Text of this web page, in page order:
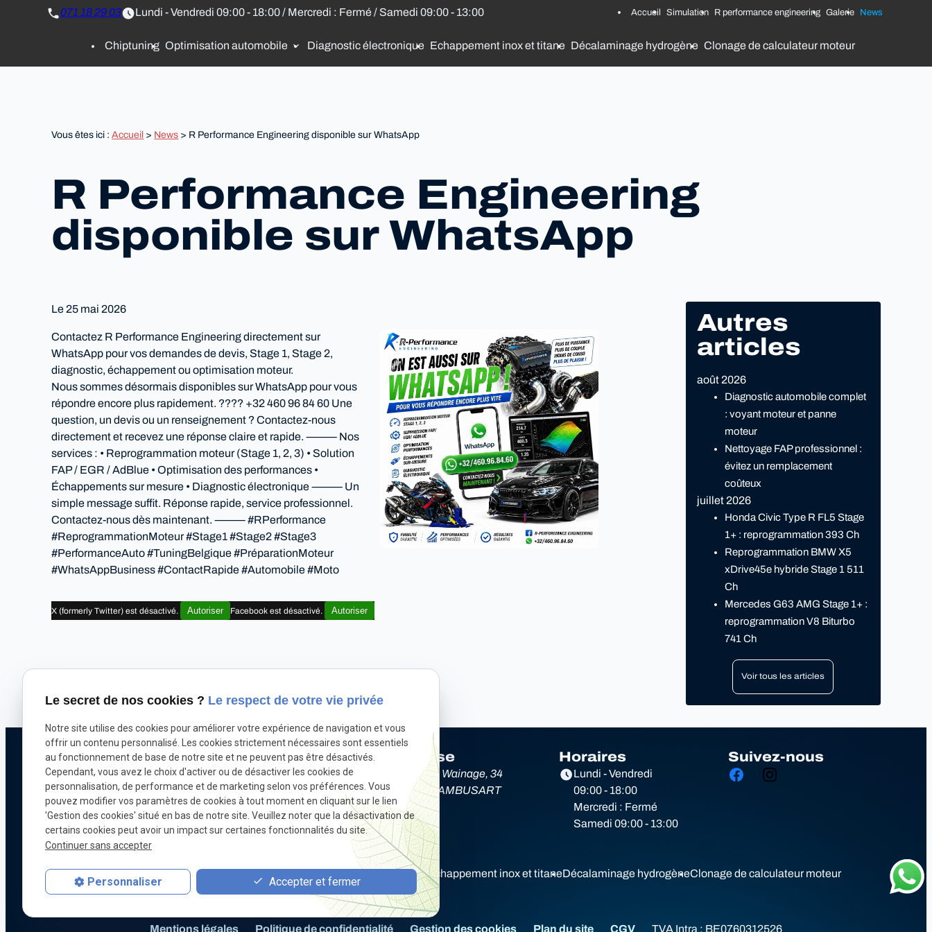
071 18 29 03 Lundi - Vendredi 09:00 - 18:00 / Mercredi : Fermé / Samedi 09:00 - 13:00 Accueil Simulation R performance engineering Galerie News
Chiptuning Optimisation automobile Diagnostic électronique Echappement inox et titane Décalaminage hydrogène Clonage de calculateur moteur
Vous êtes ici : Accueil > News > R Performance Engineering disponible sur WhatsApp
R Performance Engineering
disponible sur WhatsApp
Le25 mai 2026
Contactez R Performance Engineering directement sur
WhatsApp pour vos demandes de devis, Stage 1, Stage 2,
diagnostic, échappement ou optimisation moteur.
Nous sommes désormais disponibles sur WhatsApp pour vous
répondre encore plus rapidement. ???? +32 460 96 84 60 Une
question, un devis ou un renseignement ? Contactez-nous
directement et recevez une réponse claire et rapide. ⸻ Nos
services : • Reprogrammation moteur (Stage 1, 2, 3) • Solution
FAP / EGR / AdBlue • Optimisation des performances •
Échappements sur mesure • Diagnostic électronique ⸻ Un
simple message suffit. Réponse rapide, service professionnel.
Contactez-nous dès maintenant. ⸻ #RPerformance
#ReprogrammationMoteur #Stage1 #Stage2 #Stage3
#PerformanceAuto #TuningBelgique #PréparationMoteur
#WhatsAppBusiness #ContactRapide #Automobile #Moto
X (formerly Twitter) est désactivé. Autoriser Facebook est désactivé. Autoriser
Autres
articles
août 2026
Diagnostic automobile complet
: voyant moteur et panne
moteur
Nettoyage FAP professionnel :
évitez un remplacement
coûteux
juillet 2026
Honda Civic Type R FL5 Stage
1+ : reprogrammation 393 Ch
Reprogrammation BMW X5
xDrive45e hybride Stage 1 511
Ch
Mercedes G63 AMG Stage 1+ :
reprogrammation V8 Biturbo
741 Ch
Voir tous les articles
Téléphone
Pour nous joindre
071 18 29 03
Adresse
Rue du Wainage, 34
6220 LAMBUSART
Horaires
Lundi - Vendredi
09:00 - 18:00
Mercredi : Fermé
Samedi 09:00 - 13:00
Suivez-nous
Optimisation automobile Diagnostic électroniqueEchappement inox et titaneDécalaminage hydrogèneClonage de calculateur moteur
Panneau de gestion des cookies
Le secret de nos cookies ? Le respect de votre vie privée
Notre site utilise des cookies pour améliorer votre expérience de navigation et vous
offrir un contenu personnalisé. Les cookies strictement nécessaires sont essentiels
au fonctionnement de base de notre site et ne peuvent pas être désactivés.
Cependant, vous avez le choix d'activer ou de désactiver les cookies de
personnalisation, de performance et de marketing selon vos préférences. Vous
pouvez modifier vos paramètres de cookies à tout moment en cliquant sur le lien
'Gestion des cookies' situé en bas de notre site. Veuillez noter que la désactivation de
certains cookies peut avoir un impact sur certaines fonctionnalités du site.
Continuer sans accepter
Personnaliser Accepter et fermer